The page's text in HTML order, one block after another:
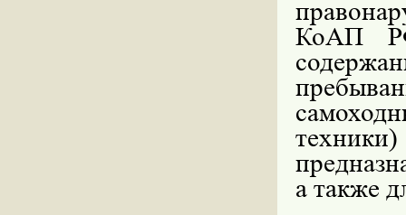
КоАП
а также